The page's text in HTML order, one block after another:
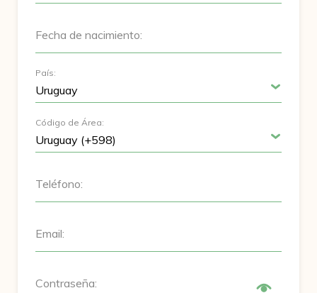
Fecha de nacimiento:
País:
Código de Área:
Teléfono:
Email:
Contraseña: